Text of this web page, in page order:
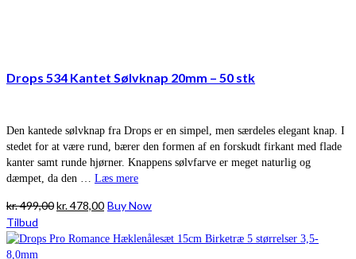
Drops 534 Kantet Sølvknap 20mm – 50 stk
Den kantede sølvknap fra Drops er en simpel, men særdeles elegant knap. I
stedet for at være rund, bærer den formen af en forskudt firkant med flade
kanter samt runde hjørner. Knappens sølvfarve er meget naturlig og
dæmpet, da den … Læs mere
kr.499,00Den
pris
kr.478,00Den
pris
Buy Now
Tilbud